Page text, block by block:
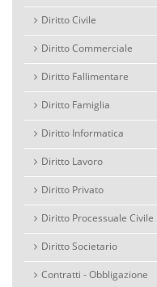
Diritto Civile
Diritto Commerciale
Diritto Fallimentare
Diritto Famiglia
Diritto Informatica
Diritto Lavoro
Diritto Privato
Diritto Processuale Civile
Diritto Societario
Contratti - Obbligazione